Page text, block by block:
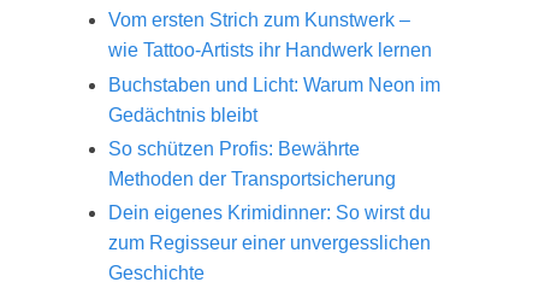
Vom ersten Strich zum Kunstwerk –
wie Tattoo-Artists ihr Handwerk lernen
Buchstaben und Licht: Warum Neon im
Gedächtnis bleibt
So schützen Profis: Bewährte
Methoden der Transportsicherung
Dein eigenes Krimidinner: So wirst du
zum Regisseur einer unvergesslichen
Geschichte